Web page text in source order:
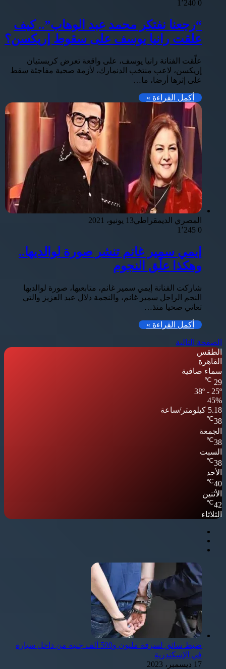
0
“رجعنا نفتكر محمد عبد الوهاب”.. كيف
علقت رانيا يوسف على سقوط إريكسن؟
علّقت الفنانة رانيا يوسف، على واقعة تعرض كريستيان
إريكسن، لاعب منتخب الدنمارك، لأزمة صحية مفاجئة سقط
على إثرها أرضا، ما…
أكمل القراءة »
المصري الديمقراطي13 يونيو، 2021
0
إيمي سمير غانم تنشر صورة لوالديها..
وهكذا علّق النجوم
شاركت الفنانة إيمي سمير غانم، متابعيها، صورة لوالديها
النجم الراحل سمير غانم، والنجمة دلال عبد العزيز والتي
تعاني صحيا منذ…
أكمل القراءة »
الصفحة التالية
الطقس
القاهرة
سماء صافية
29
℃
38º - 25º
45%
5.18 كيلومتر/ساعة
38
℃
الجمعة
38
℃
السبت
38
℃
الأحد
40
℃
الأثنين
42
℃
الثلاثاء
ضبط سائق لسرقة مليون و500 ألف جنيه من داخل سيارة
في الإسكندرية
17 ديسمبر، 2023